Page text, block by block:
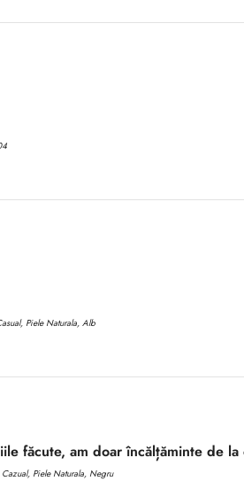
Piele Naturala, Alb
făcute, am doar încălțăminte de la
Piele Naturala, Negru